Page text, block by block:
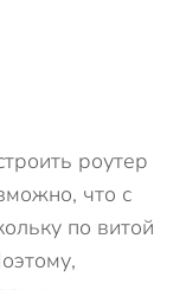
роутер
что с
по витой